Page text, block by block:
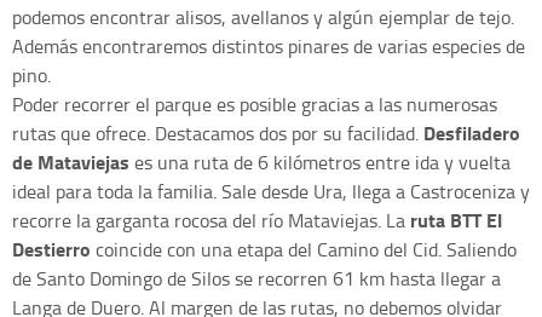
podemos encontrar alisos, avellanos y algún ejemplar de tejo.
Además encontraremos distintos pinares de varias especies de
pino.
Poder recorrer el parque es posible gracias a las numerosas
rutas que ofrece. Destacamos dos por su facilidad. Desfiladero
de Mataviejas es una ruta de 6 kilómetros entre ida y vuelta
ideal para toda la familia. Sale desde Ura, llega a Castroceniza y
recorre la garganta rocosa del río Mataviejas. La ruta BTT El
Destierro coincide con una etapa del Camino del Cid. Saliendo
de Santo Domingo de Silos se recorren 61 km hasta llegar a
Langa de Duero. Al margen de las rutas, no debemos olvidar